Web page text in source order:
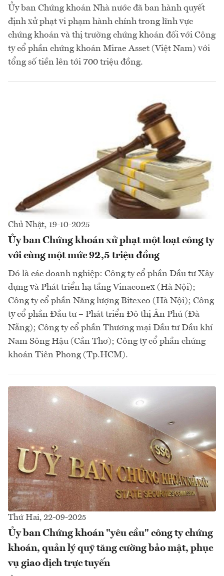
Ủy ban Chứng khoán Nhà nước đã ban hành quyết
định xử phạt vi phạm hành chính trong lĩnh vực
chứng khoán và thị trường chứng khoán đối với Công
ty cổ phần chứng khoán Mirae Asset (Việt Nam) với
tổng số tiền lên tới 700 triệu đồng.
Chủ Nhật, 19-10-2025
Ủy ban Chứng khoán xử phạt một loạt công ty
với cùng một mức 92,5 triệu đồng
Đó là các doanh nghiệp: Công ty cổ phần Đầu tư Xây
dựng và Phát triển hạ tầng Vinaconex (Hà Nội);
Công ty cổ phần Năng lượng Bitexco (Hà Nội); Công
ty cổ phần Đầu tư – Phát triển Đô thị Ân Phú (Đà
Nẵng); Công ty cổ phần Thương mại Đầu tư Dầu khí
Nam Sông Hậu (Cần Thơ); Công ty cổ phần chứng
khoán Tiên Phong (Tp.HCM).
Thứ Hai, 22-09-2025
Ủy ban Chứng khoán "yêu cầu" công ty chứng
khoán, quản lý quỹ tăng cường bảo mật, phục
vụ giao dịch trực tuyến